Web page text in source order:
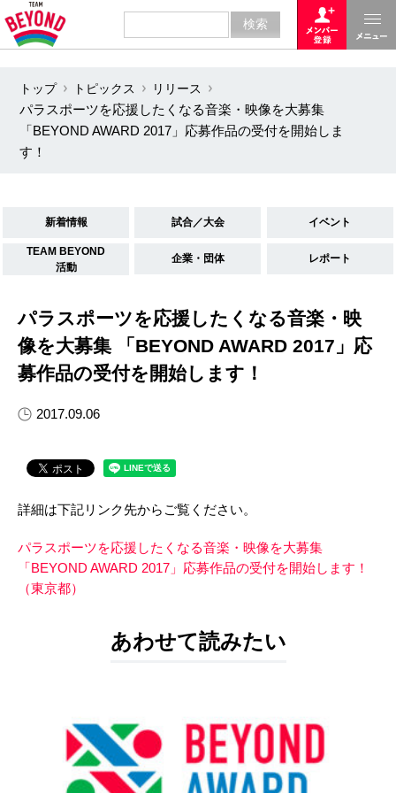
トップ トピックス
リリース
パラスポーツを応援したくなる音楽・映像を大募集
「BEYOND AWARD 2017」応募作品の受付を開始しま
す！
新着情報 試合／大会 イベント
TEAM BEYOND
活動
企業・団体 レポート
パラスポーツを応援したくなる音楽・映
像を大募集 「BEYOND AWARD 2017」応
募作品の受付を開始します！
2017.09.06
詳細は下記リンク先からご覧ください。
パラスポーツを応援したくなる音楽・映像を大募集
「BEYOND AWARD 2017」応募作品の受付を開始します！
（東京都）
あわせて読みたい